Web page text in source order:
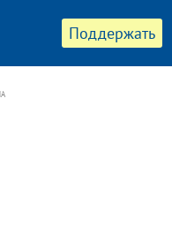
Поддержать